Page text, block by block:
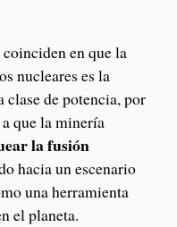
en que la
nucleares es la
clase de potencia, por
que la minería
la fusión
hacia un escenario
una herramienta
el planeta.